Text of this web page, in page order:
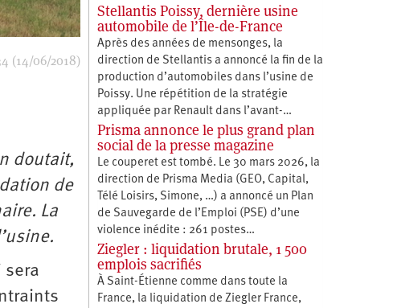
(14/06/2018)
doutait,
de
La
sera
Stellantis Poissy, dernière usine
automobile de l’Île-de-France
Après des années de mensonges, la
direction de Stellantis a annoncé la fin de la
production d’automobiles dans l’usine de
Poissy. Une répétition de la stratégie
appliquée par Renault dans l’avant-…
Prisma annonce le plus grand plan
social de la presse magazine
Le couperet est tombé. Le 30 mars 2026, la
direction de Prisma Media (GEO, Capital,
Télé Loisirs, Simone, …) a annoncé un Plan
de Sauvegarde de l’Emploi (PSE) d’une
violence inédite : 261 postes…
Ziegler : liquidation brutale, 1 500
emplois sacrifiés
À Saint-Étienne comme dans toute la
France, la liquidation de Ziegler France,